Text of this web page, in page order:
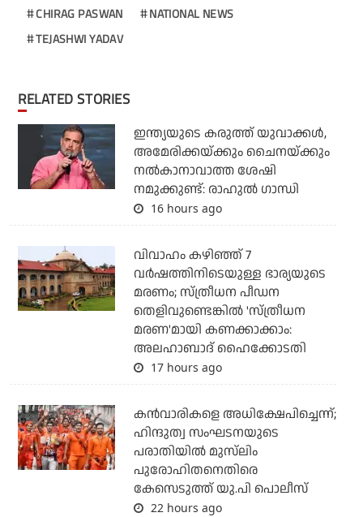
CHIRAG PASWAN
NATIONAL NEWS
TEJASHWI YADAV
RELATED STORIES
ഇന്ത്യയുടെ കരുത്ത് യുവാക്കള്‍,
അമേരിക്കയ്ക്കും ചൈനയ്ക്കും
നല്‍കാനാവാത്ത ശേഷി
നമുക്കുണ്ട്: രാഹുല്‍ ഗാന്ധി
16 hours ago
വിവാഹം കഴിഞ്ഞ് 7
വര്‍ഷത്തിനിടെയുള്ള ഭാര്യയുടെ
മരണം; സ്ത്രീധന പീഡന
തെളിവുണ്ടെങ്കില്‍ 'സ്ത്രീധന
മരണ'മായി കണക്കാക്കാം:
അലഹാബാദ് ഹൈക്കോടതി
17 hours ago
കന്‍വാരികളെ അധിക്ഷേപിച്ചെന്ന്;
ഹിന്ദുത്വ സംഘടനയുടെ
പരാതിയില്‍ മുസ്‌ലിം
പുരോഹിതനെതിരെ
കേസെടുത്ത് യു.പി പൊലീസ്
22 hours ago